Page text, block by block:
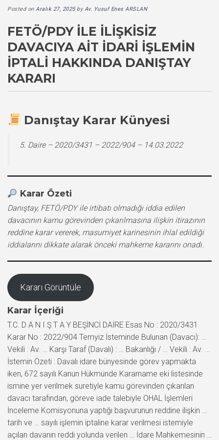
Posted on Aralık 27, 2025byAv. Yusuf Enes ARSLAN
FETÖ/PDY İLE İLIŞKISIZ
DAVACIYA AIT İDARI İŞLEMIN
İPTALI HAKKINDA DANIŞTAY
KARARI
Danıştay Karar Künyesi
5. Daire – 2020/3431 – 2022/904 – 14.03.2022
Karar Özeti
Danıştay, FETÖ/PDY ile irtibatı olmadığı iddia edilen
davacının kamu görevinden çıkarılmasına ilişkin itirazının
reddine karar vererek, masumiyet karinesinin ihlal edildiği
iddialarını dikkate alarak önceki mahkeme kararını onadı.
Kararı Görüntüle
Karar İçeriği
T.C. D A N I Ş T A Y BEŞİNCİ DAİRE Esas No : 2020/3431
Karar No : 2022/904 Temyiz İsteminde Bulunan (Davacı): …
Vekili : Av. … Karşı Taraf (Davalı) : … Bakanlığı / … Vekili : Av. …
İstemin Özeti : Davalı idare bünyesinde görev yapmakta
iken, 672 sayılı Kanun Hükmünde Kararname eki listesinde
ismine yer verilmek suretiyle kamu görevinden çıkarılan
davacı tarafından, göreve iade talebiyle OHAL İşlemleri
İnceleme Komisyonuna yaptığı başvurunun reddine ilişkin …
tarih ve … sayılı işlemin iptaline karar verilmesi istemiyle
açılan davanın reddi yolunda verilen … İdare Mahkemesinin …